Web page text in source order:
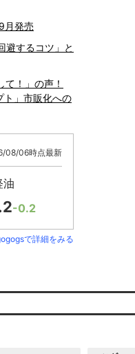
月発売
避するコツ」と
！」の声！
ト」市販化への
08/06時点最新
油
-0.2
で詳細をみる